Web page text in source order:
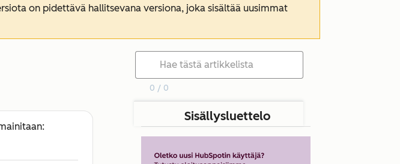
on pidettävä hallitsevana versiona, joka sisältää uusimmat
0 / 0
Sisällysluettelo